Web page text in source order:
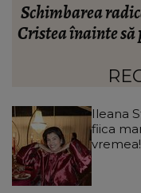
Schimbarea
Cristea înainte să
Ileana Sterp,
fiica